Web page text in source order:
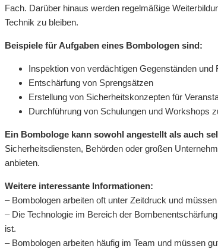
Fach. Darüber hinaus werden regelmäßige
Technik zu bleiben.
Beispiele für Aufgaben eines Bombologen sind:
Inspektion von verdächtigen Gegenständen und
Entschärfung von Sprengsätzen
Erstellung von Sicherheitskonzepten für
Durchführung von Schulungen und Workshops
Ein Bombologe kann sowohl angestellt als auch
Sicherheitsdiensten, Behörden oder großen
anbieten.
Weitere interessante Informationen:
– Bombologen arbeiten oft unter Zeitdruck und
– Die Technologie im Bereich der
ist.
– Bombologen arbeiten häufig im Team und müssen